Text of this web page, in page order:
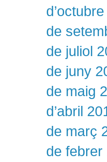
de
de juliol
de juny
de maig
d’abril
de març
de febrer